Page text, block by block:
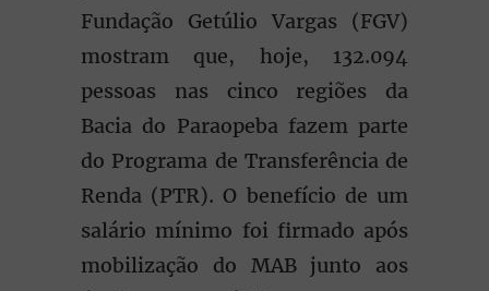
Fundação Getúlio Vargas (FGV)
mostram que, hoje, 132.094
pessoas nas cinco regiões da
Bacia do Paraopeba fazem parte
do Programa de Transferência de
Renda (PTR). O benefício de um
salário mínimo foi firmado após
mobilização do MAB junto aos